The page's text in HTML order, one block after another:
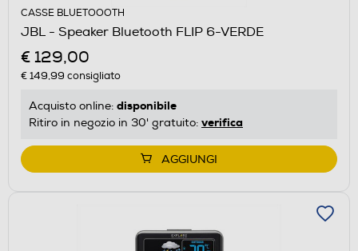
CASSE BLUETOOOTH
JBL - Speaker Bluetooth FLIP 6-VERDE
€ 129,00
€ 149,99 consigliato
Acquisto online: disponibile
Ritiro in negozio in 30' gratuito: verifica
AGGIUNGI